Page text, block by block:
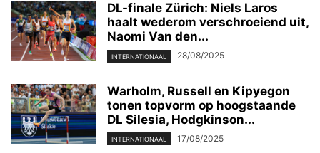
DL-finale Zürich: Niels Laros
haalt wederom verschroeiend uit,
Naomi Van den...
INTERNATIONAAL 28/08/2025
Warholm, Russell en Kipyegon
tonen topvorm op hoogstaande
DL Silesia, Hodgkinson...
INTERNATIONAAL 17/08/2025